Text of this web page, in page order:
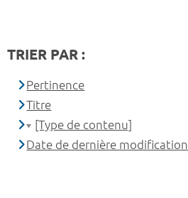
TRIER PAR :
Pertinence
Titre
[Type de contenu]
Date de dernière modification